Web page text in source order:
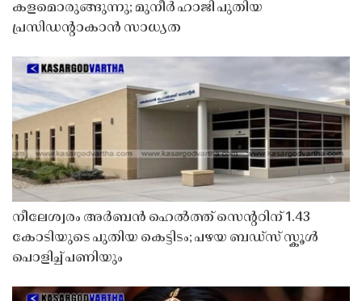
കളമൊരുങ്ങുന്നു; മുനീർ ഹാജി പുതിയ
പ്രസിഡൻ്റാകാൻ സാധ്യത
നീലേശ്വരം അർബൻ ഹെൽത്ത് സെൻ്ററിന് 1.43
കോടിയുടെ പുതിയ കെട്ടിടം; പഴയ ബഡ്സ് സ്കൂൾ
പൊളിച്ച് പണിയും